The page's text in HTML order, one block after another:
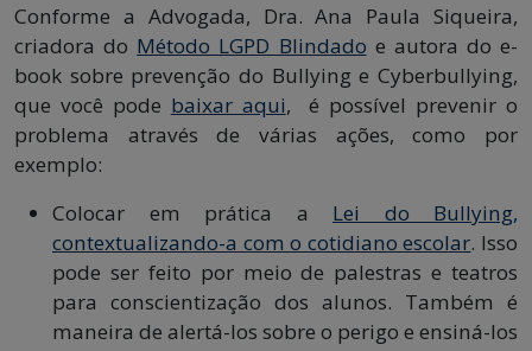
Conforme a Advogada, Dra. Ana Paula Siqueira,
criadora do Método LGPD Blindado e autora do e-
book sobre prevenção do Bullying e Cyberbullying,
que você pode baixar aqui, é possível prevenir o
problema através de várias ações, como por
exemplo:
Colocar em prática a Lei do Bullying,
contextualizando-a com o cotidiano escolar. Isso
pode ser feito por meio de palestras e teatros
para conscientização dos alunos. Também é
maneira de alertá-los sobre o perigo e ensiná-los